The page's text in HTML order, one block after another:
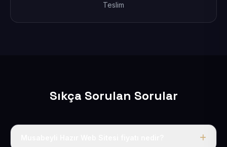
Teslim
Sıkça Sorulan Sorular